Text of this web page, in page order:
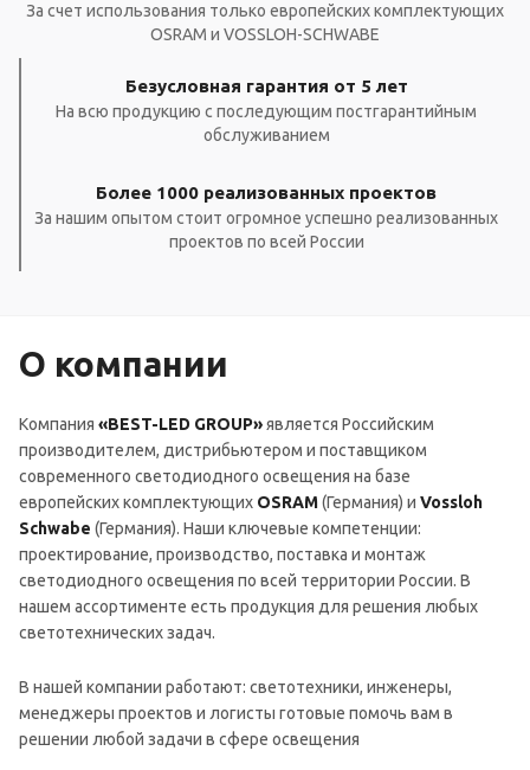
За счет использования только европейских комплектующих
OSRAM и VOSSLOH-SCHWABE
Безусловная гарантия от 5 лет
На всю продукцию с последующим постгарантийным
обслуживанием
Более 1000 реализованных проектов
За нашим опытом стоит огромное успешно реализованных
проектов по всей России
О компании
Компания «BEST-LED GROUP»является Российским
производителем, дистрибьютером и поставщиком
современного светодиодного освещения на базе
европейских комплектующих OSRAM(Германия) и Vossloh
Schwabe (Германия). Наши ключевые компетенции:
проектирование, производство, поставка и монтаж
светодиодного освещения по всей территории России. В
нашем ассортименте есть продукция для решения любых
светотехнических задач.
В нашей компании работают: светотехники, инженеры,
менеджеры проектов и логисты готовые помочь вам в
решении любой задачи в сфере освещения